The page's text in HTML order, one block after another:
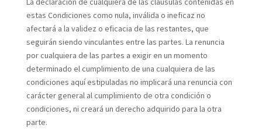
estas Condiciones como nula, inválida o ineficaz no
afectará a la validez o eficacia de las restantes, que
seguirán siendo vinculantes entre las partes. La renuncia
por cualquiera de las partes a exigir en un momento
determinado el cumplimiento de una cualquiera de las
condiciones aquí estipuladas no implicará una renuncia con
carácter general al cumplimiento de otra condición o
condiciones, ni creará un derecho adquirido para la otra
parte.